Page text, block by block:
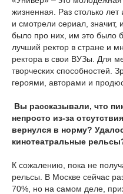
жизненная. Раз столько лет
и смотрели сериал, значит,
было про них, им это было
лучший ректор в стране и
ректора в свои ВУЗы. Для
творческих способностей.
героями, авторами и
Вы рассказывали, что
непросто из-за
вернулся в норму?
кинотеатральные
К сожалению, пока не
рельсы. В Москве сейчас
70%, но на самом деле,